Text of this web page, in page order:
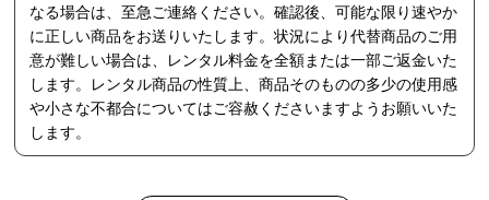
なる場合は、至急ご連絡ください。確認後、可能な限り速やか
に正しい商品をお送りいたします。状況により代替商品のご用
意が難しい場合は、レンタル料金を全額または一部ご返金いた
します。レンタル商品の性質上、商品そのものの多少の使用感
や小さな不都合についてはご容赦くださいますようお願いいた
します。